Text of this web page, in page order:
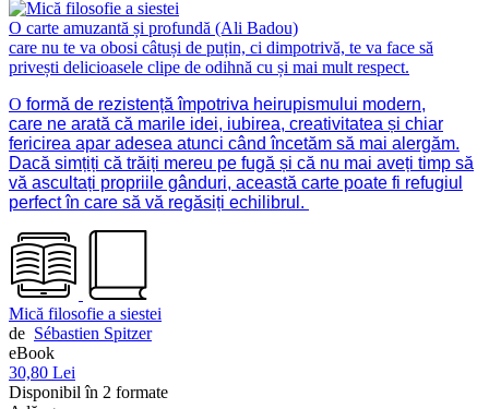
O carte amuzantă și profundă (Ali Badou)
care nu te va obosi câtuși de puțin, ci dimpotrivă, te va face să
privești delicioasele clipe de odihnă cu și mai mult respect.
O formă de rezistență împotriva heirupismului modern,
care ne arată că marile idei, iubirea, creativitatea și chiar
fericirea apar adesea atunci când încetăm să mai alergăm.
Dacă simțiți că trăiți mereu pe fugă și că nu mai aveți timp să
vă ascultați propriile gânduri, această carte poate fi refugiul
perfect în care să vă regăsiți echilibrul.
Mică filosofie a siestei
de Sébastien Spitzer
eBook
30,80 Lei
Disponibil în 2 formate